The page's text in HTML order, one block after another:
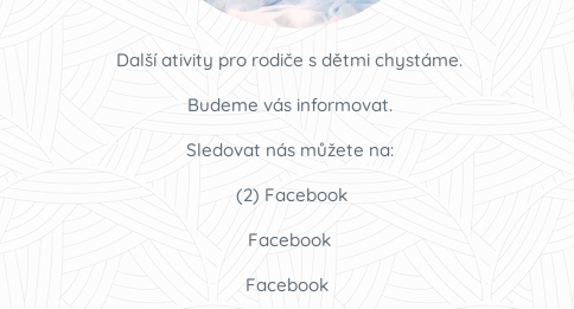
Další ativity pro rodiče s dětmi chystáme.
Budeme vás informovat.
Sledovat nás můžete na:
(2) Facebook
Facebook
Facebook